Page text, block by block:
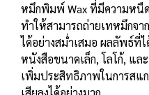
หมึกพิมพ์ Wax ที่มีความหนื
ทำให้สามารถถ่ายเทหมึกจ
ได้อย่างสม่ำเสมอ ผลลัพธ์
หนังสือขนาดเล็ก, โลโก้, แล
เพิ่มประสิทธิภาพในการสแ